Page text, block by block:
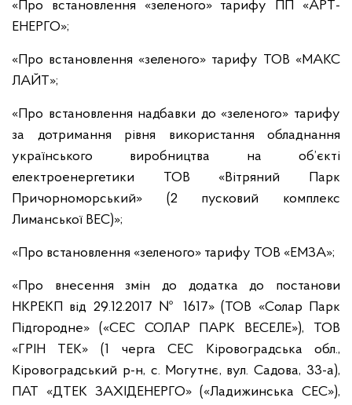
«Про встановлення «зеленого» тарифу ПП «АРТ-
ЕНЕРГО»;
«Про встановлення «зеленого» тарифу ТОВ «МАКС
ЛАЙТ»;
«Про встановлення надбавки до «зеленого» тарифу
за дотримання рівня використання обладнання
українського виробництва на об’єкті
електроенергетики ТОВ «Вітряний Парк
Причорноморський» (2 пусковий комплекс
Лиманської ВЕС)»;
«Про встановлення «зеленого» тарифу ТОВ «ЕМЗА»;
«Про внесення змін до додатка до постанови
НКРЕКП від 29.12.2017 № 1617» (ТОВ «Солар Парк
Підгородне» («СЕС СОЛАР ПАРК ВЕСЕЛЕ»), ТОВ
«ГРІН ТЕК» (1 черга СЕС Кіровоградська обл.,
Кіровоградський р-н, с. Могутнє, вул. Садова, 33-а),
ПАТ «ДТЕК ЗАХІДЕНЕРГО» («Ладижинська СЕС»),